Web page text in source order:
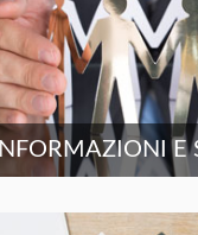
INFORMAZIONI E